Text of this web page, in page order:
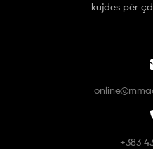
kujdes për
+383